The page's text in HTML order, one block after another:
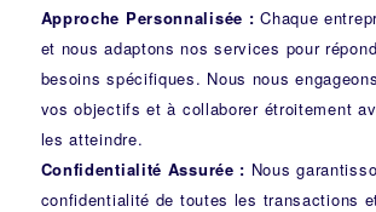
Approche Personnalisée : Chaque
et nous adaptons nos services pour
besoins spécifiques. Nous nous
vos objectifs et à collaborer étroitement
les atteindre.
Confidentialité Assurée : Nous
confidentialité de toutes les transactions